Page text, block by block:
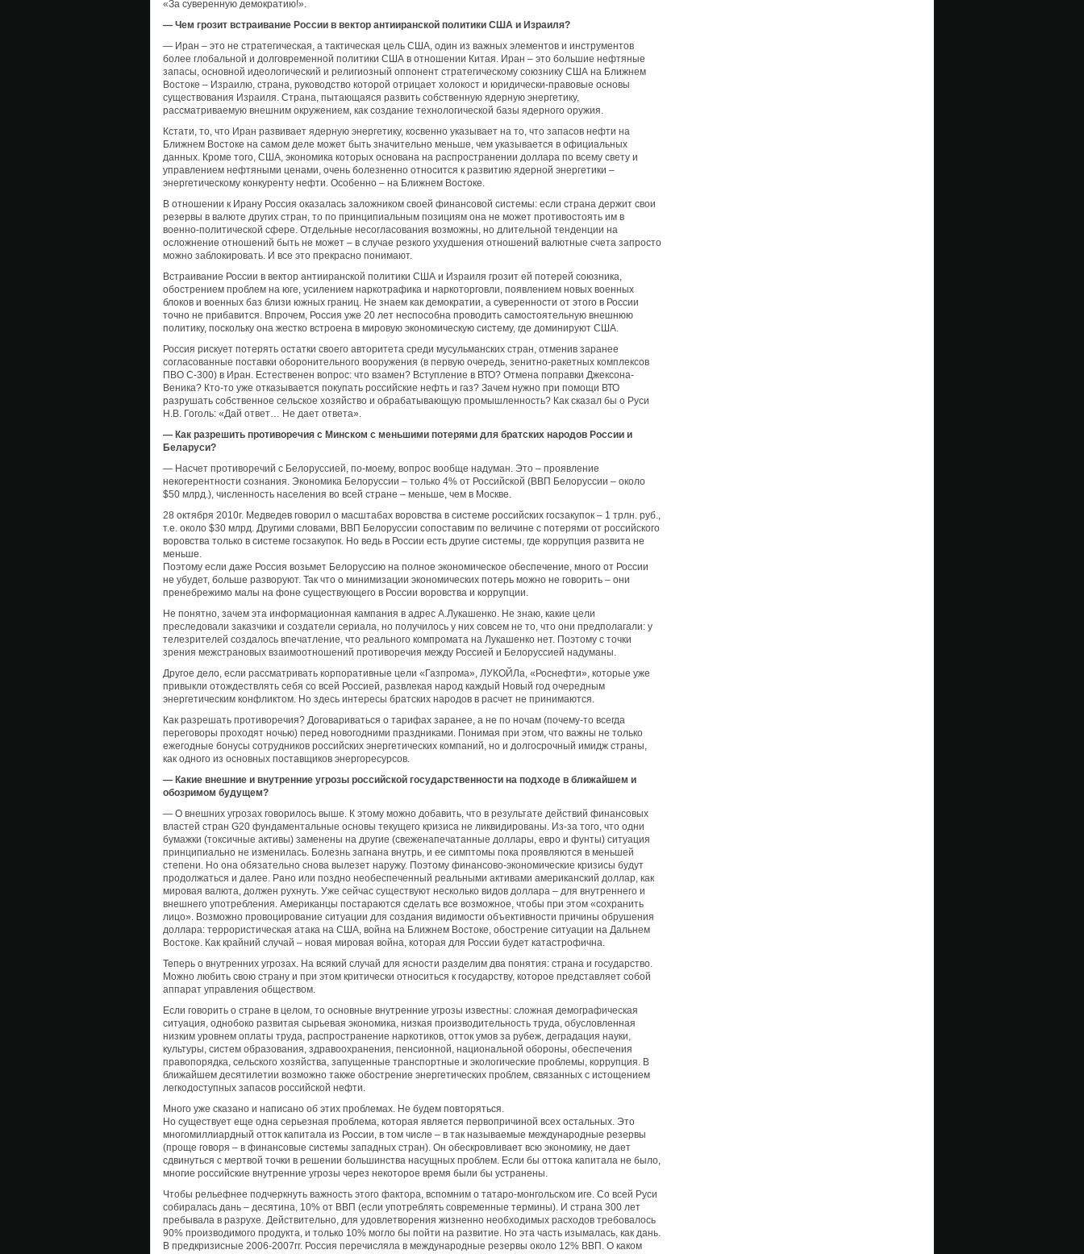
«За суверенную демократию!».
— Чем грозит встраивание России в вектор антииранской политики США и Израиля?
— Иран – это не стратегическая, а тактическая цель США, один из важных элементов и инструментов
более глобальной и долговременной политики США в отношении Китая. Иран – это большие нефтяные
запасы, основной идеологический и религиозный оппонент стратегическому союзнику США на Ближнем
Востоке – Израилю, страна, руководство которой отрицает холокост и юридически-правовые основы
существования Израиля. Страна, пытающаяся развить собственную ядерную энергетику,
рассматриваемую внешним окружением, как создание технологической базы ядерного оружия.
Кстати, то, что Иран развивает ядерную энергетику, косвенно указывает на то, что запасов нефти на
Ближнем Востоке на самом деле может быть значительно меньше, чем указывается в официальных
данных. Кроме того, США, экономика которых основана на распространении доллара по всему свету и
управлением нефтяными ценами, очень болезненно относится к развитию ядерной энергетики –
энергетическому конкуренту нефти. Особенно – на Ближнем Востоке.
В отношении к Ирану Россия оказалась заложником своей финансовой системы: если страна держит свои
резервы в валюте других стран, то по принципиальным позициям она не может противостоять им в
военно-политической сфере. Отдельные несогласования возможны, но длительной тенденции на
осложнение отношений быть не может – в случае резкого ухудшения отношений валютные счета запросто
можно заблокировать. И все это прекрасно понимают.
Встраивание России в вектор антииранской политики США и Израиля грозит ей потерей союзника,
обострением проблем на юге, усилением наркотрафика и наркоторговли, появлением новых военных
блоков и военных баз близи южных границ. Не знаем как демократии, а суверенности от этого в России
точно не прибавится. Впрочем, Россия уже 20 лет неспособна проводить самостоятельную внешнюю
политику, поскольку она жестко встроена в мировую экономическую систему, где доминируют США.
Россия рискует потерять остатки своего авторитета среди мусульманских стран, отменив заранее
согласованные поставки оборонительного вооружения (в первую очередь, зенитно-ракетных комплексов
ПВО С-300) в Иран. Естественен вопрос: что взамен? Вступление в ВТО? Отмена поправки Джексона-
Веника? Кто-то уже отказывается покупать российские нефть и газ? Зачем нужно при помощи ВТО
разрушать собственное сельское хозяйство и обрабатывающую промышленность? Как сказал бы о Руси
Н.В. Гоголь: «Дай ответ… Не дает ответа».
— Как разрешить противоречия с Минском с меньшими потерями для братских народов России и
Беларуси?
— Насчет противоречий с Белоруссией, по-моему, вопрос вообще надуман. Это – проявление
некогерентности сознания. Экономика Белоруссии – только 4% от Российской (ВВП Белоруссии – около
$50 млрд.), численность населения во всей стране – меньше, чем в Москве.
28 октября 2010г. Медведев говорил о масштабах воровства в системе российских госзакупок – 1 трлн. руб.,
т.е. около $30 млрд. Другими словами, ВВП Белоруссии сопоставим по величине с потерями от российского
воровства только в системе госзакупок. Но ведь в России есть другие системы, где коррупция развита не
меньше.
Поэтому если даже Россия возьмет Белоруссию на полное экономическое обеспечение, много от России
не убудет, больше разворуют. Так что о минимизации экономических потерь можно не говорить – они
пренебрежимо малы на фоне существующего в России воровства и коррупции.
Не понятно, зачем эта информационная кампания в адрес А.Лукашенко. Не знаю, какие цели
преследовали заказчики и создатели сериала, но получилось у них совсем не то, что они предполагали: у
телезрителей создалось впечатление, что реального компромата на Лукашенко нет. Поэтому с точки
зрения межстрановых взаимоотношений противоречия между Россией и Белоруссией надуманы.
Другое дело, если рассматривать корпоративные цели «Газпрома», ЛУКОЙЛа, «Роснефти», которые уже
привыкли отождествлять себя со всей Россией, развлекая народ каждый Новый год очередным
энергетическим конфликтом. Но здесь интересы братских народов в расчет не принимаются.
Как разрешать противоречия? Договариваться о тарифах заранее, а не по ночам (почему-то всегда
переговоры проходят ночью) перед новогодними праздниками. Понимая при этом, что важны не только
ежегодные бонусы сотрудников российских энергетических компаний, но и долгосрочный имидж страны,
как одного из основных поставщиков энергоресурсов.
— Какие внешние и внутренние угрозы российской государственности на подходе в ближайшем и
обозримом будущем?
— О внешних угрозах говорилось выше. К этому можно добавить, что в результате действий финансовых
властей стран G20 фундаментальные основы текущего кризиса не ликвидированы. Из-за того, что одни
бумажки (токсичные активы) заменены на другие (свеженапечатанные доллары, евро и фунты) ситуация
принципиально не изменилась. Болезнь загнана внутрь, и ее симптомы пока проявляются в меньшей
степени. Но она обязательно снова вылезет наружу. Поэтому финансово-экономические кризисы будут
продолжаться и далее. Рано или поздно необеспеченный реальными активами американский доллар, как
мировая валюта, должен рухнуть. Уже сейчас существуют несколько видов доллара – для внутреннего и
внешнего употребления. Американцы постараются сделать все возможное, чтобы при этом «сохранить
лицо». Возможно провоцирование ситуации для создания видимости объективности причины обрушения
доллара: террористическая атака на США, война на Ближнем Востоке, обострение ситуации на Дальнем
Востоке. Как крайний случай – новая мировая война, которая для России будет катастрофична.
Теперь о внутренних угрозах. На всякий случай для ясности разделим два понятия: страна и государство.
Можно любить свою страну и при этом критически относиться к государству, которое представляет собой
аппарат управления обществом.
Если говорить о стране в целом, то основные внутренние угрозы известны: сложная демографическая
ситуация, однобоко развитая сырьевая экономика, низкая производительность труда, обусловленная
низким уровнем оплаты труда, распространение наркотиков, отток умов за рубеж, деградация науки,
культуры, систем образования, здравоохранения, пенсионной, национальной обороны, обеспечения
правопорядка, сельского хозяйства, запущенные транспортные и экологические проблемы, коррупция. В
ближайшем десятилетии возможно также обострение энергетических проблем, связанных с истощением
легкодоступных запасов российской нефти.
Много уже сказано и написано об этих проблемах. Не будем повторяться.
Но существует еще одна серьезная проблема, которая является первопричиной всех остальных. Это
многомиллиардный отток капитала из России, в том числе – в так называемые международные резервы
(проще говоря – в финансовые системы западных стран). Он обескровливает всю экономику, не дает
сдвинуться с мертвой точки в решении большинства насущных проблем. Если бы оттока капитала не было,
многие российские внутренние угрозы через некоторое время были бы устранены.
Чтобы рельефнее подчеркнуть важность этого фактора, вспомним о татаро-монгольском иге. Со всей Руси
собиралась дань – десятина, 10% от ВВП (если употреблять современные термины). И страна 300 лет
пребывала в разрухе. Действительно, для удовлетворения жизненно необходимых расходов требовалось
90% производимого продукта, и только 10% могло бы пойти на развитие. Но эта часть изымалась, как дань.
В предкризисные 2006-2007гг. Россия перечисляла в международные резервы около 12% ВВП. О каком